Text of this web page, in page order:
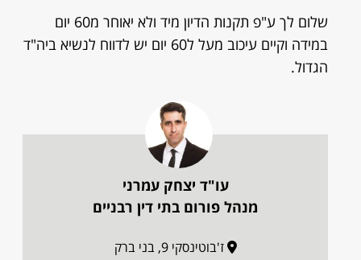
שלום לך ע"פ תקנות הדיון מיד ולא יאוחר מ60 יום
במידה וקיים עיכוב מעל ל60 יום יש לדווח לנשיא ביה"ד
הגדול.
עו"ד יצחק עמרני
מנהל פורום בתי דין רבניים
ז'בוטינסקי 9, בני ברק